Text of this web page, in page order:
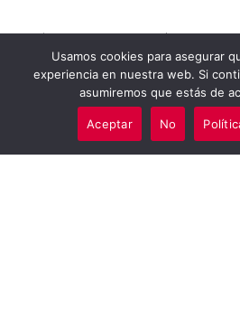
Más información
Cuándo: mayo 2018
Diferentes museos
Según evento
Usamos cookies para asegurar
experiencia en nuestra web. Si
asumiremos que estás de
Aceptar No